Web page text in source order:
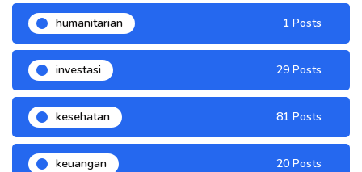
humanitarian 1 Posts
investasi 29 Posts
kesehatan 81 Posts
keuangan 20 Posts